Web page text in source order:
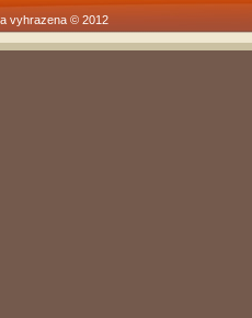
vyhrazena © 2012